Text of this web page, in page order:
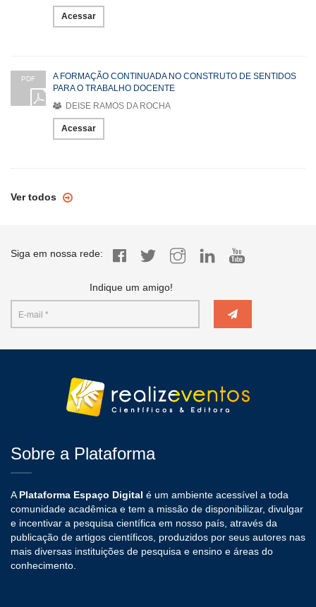
Acessar
PDF
A FORMAÇÃO CONTINUADA NO CONSTRUTO DE SENTIDOS
PARA O TRABALHO DOCENTE
DEISE RAMOS DA ROCHA
Acessar
Ver todos
Siga em nossa rede:
Indique um amigo!
Sobre a Plataforma
A Plataforma Espaço Digital é um ambiente acessível a toda
comunidade acadêmica e tem a missão de disponibilizar, divulgar
e incentivar a pesquisa científica em nosso país, através da
publicação de artigos científicos, produzidos por seus autores nas
mais diversas instituições de pesquisa e ensino e áreas do
conhecimento.